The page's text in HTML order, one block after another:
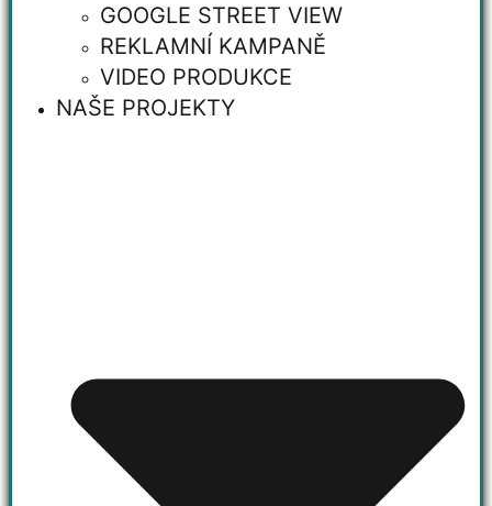
GOOGLE STREET VIEW
REKLAMNÍ KAMPANĚ
VIDEO PRODUKCE
NAŠE PROJEKTY